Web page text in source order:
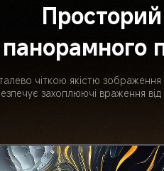
чіткою якістю
захоплюючі враження